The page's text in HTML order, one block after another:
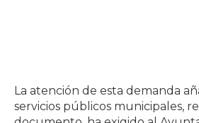
La atención de esta demanda
servicios públicos municipales,